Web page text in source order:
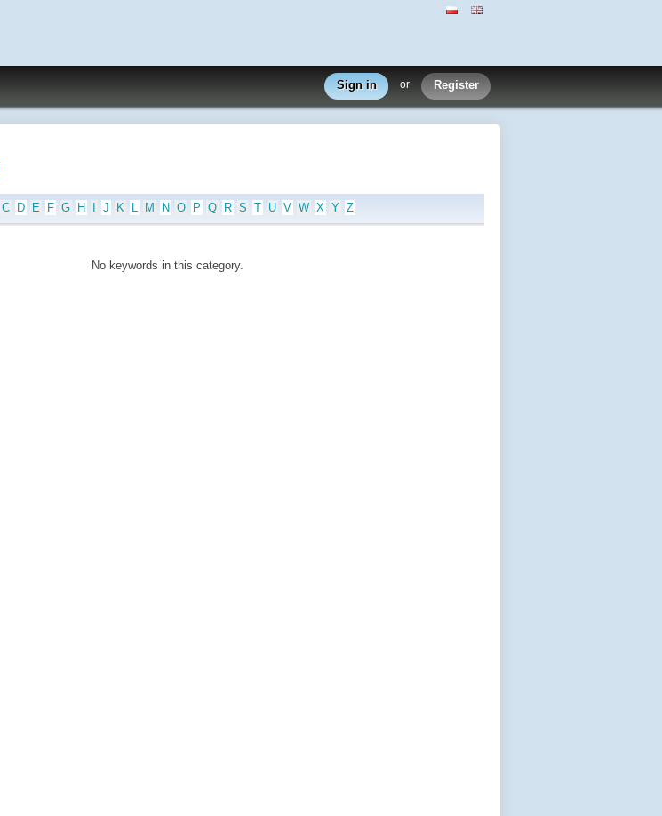
Sign in or Register
C D E F G H J K L M N O P Q R S T U V W X Y Z
No keywords in this category.